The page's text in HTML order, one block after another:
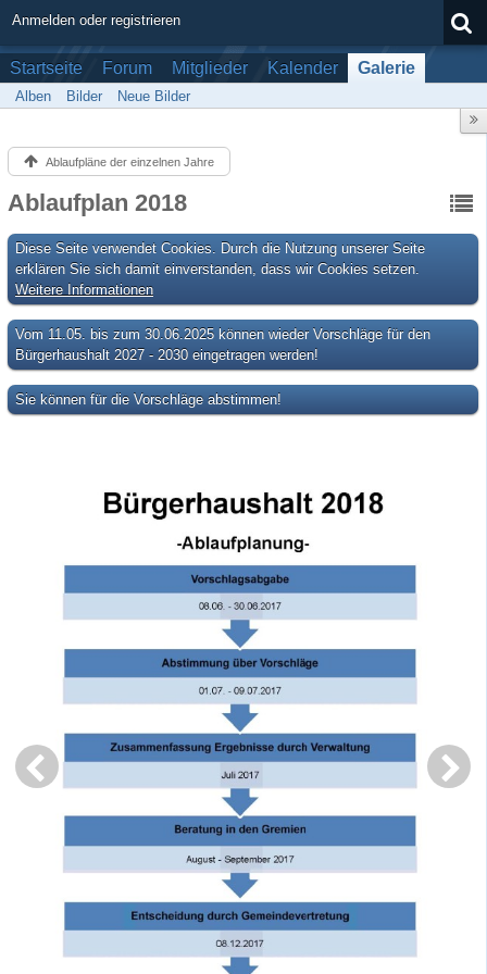
Anmelden oder registrieren
Startseite Forum Mitglieder Kalender Galerie
Alben Bilder Neue Bilder
Ablaufpläne der einzelnen Jahre
Ablaufplan 2018
Diese Seite verwendet Cookies. Durch die Nutzung unserer Seite
erklären Sie sich damit einverstanden, dass wir Cookies setzen.
Weitere Informationen
Vom 11.05. bis zum 30.06.2025 können wieder Vorschläge für den
Bürgerhaushalt 2027 - 2030 eingetragen werden!
Sie können für die Vorschläge abstimmen!